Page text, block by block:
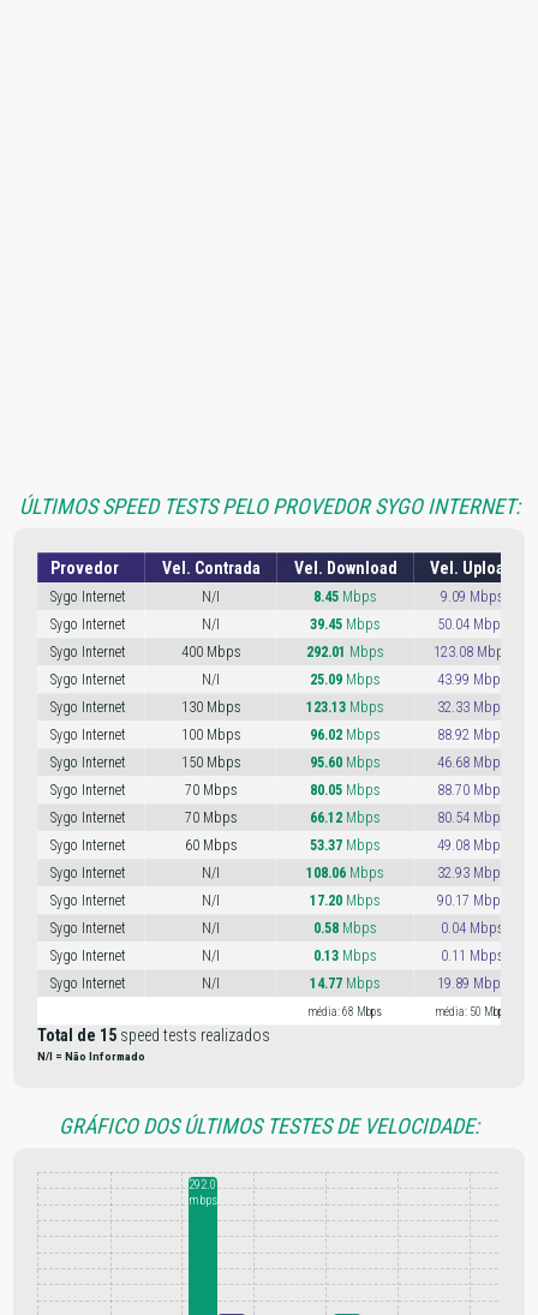
ÚLTIMOS SPEED TESTS PELO PROVEDOR SYGO INTERNET:
Provedor Vel. Contrada Vel. Download Vel. Upload
Sygo Internet N/I 8.45 Mbps
9.09 Mbps
Sygo Internet
N/I 39.45 Mbps
50.04 Mbps
Sygo Internet
400 Mbps 292.01 Mbps
123.08 Mbps
Sygo Internet
N/I 25.09 Mbps
43.99 Mbps
Sygo Internet
130 Mbps 123.13 Mbps
32.33 Mbps
Sygo Internet
100 Mbps 96.02 Mbps
88.92 Mbps
Sygo Internet
150 Mbps 95.60 Mbps
46.68 Mbps
Sygo Internet
70 Mbps 80.05 Mbps
88.70 Mbps
Sygo Internet
70 Mbps 66.12 Mbps
80.54 Mbps
Sygo Internet
60 Mbps 53.37 Mbps
49.08 Mbps
Sygo Internet
N/I 108.06 Mbps
32.93 Mbps
Sygo Internet
N/I 17.20 Mbps
90.17 Mbps
Sygo Internet
N/I 0.58 Mbps
0.04 Mbps
Sygo Internet
N/I 0.13 Mbps
0.11 Mbps
Sygo Internet
N/I 14.77 Mbps 19.89 Mbps
média: 68 Mbps média: 50 Mbps
Total de 15 speed tests realizados
N/I = Não Informado
GRÁFICO DOS ÚLTIMOS TESTES DE VELOCIDADE:
292.01
mbps